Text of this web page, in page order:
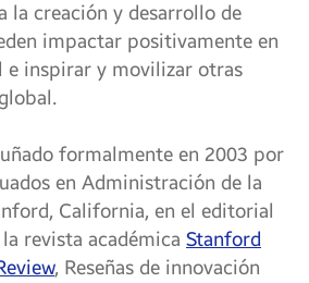
la creación y desarrollo de
impactar positivamente en
e inspirar y movilizar otras
formalmente en 2003 por
en Administración de la
California, en el editorial
revista académica Stanford
, Reseñas de innovación